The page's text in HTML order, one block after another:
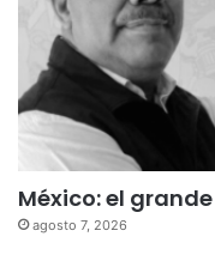
México: el
agosto 7, 2026